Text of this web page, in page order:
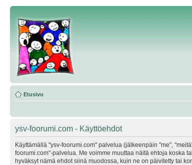
Etusivu
ysv-foorumi.com - Käyttöehdot
Käyttämällä "ysv-foorumi.com" palvelua (jälkeenpäin "me",
foorumi.com"-palvelua. Me voimme muuttaa näitä ehtoja koska
hyväksyt nämä ehdot siinä muodossa, kuin ne on päivitetty tai